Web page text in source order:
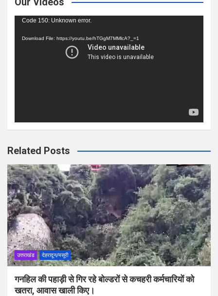
Video
Code 150: Unknown error.
Download File: https://youtu.be/hTGgM7MMlcA?_=1
Related Posts
उत्तराखंड देहरादून/मसूरी
गनहिल की पहाड़ी से गिर रहे बोल्डरों से कचहरी कर्मचारियों को
खतरा, आवास खाली किए।